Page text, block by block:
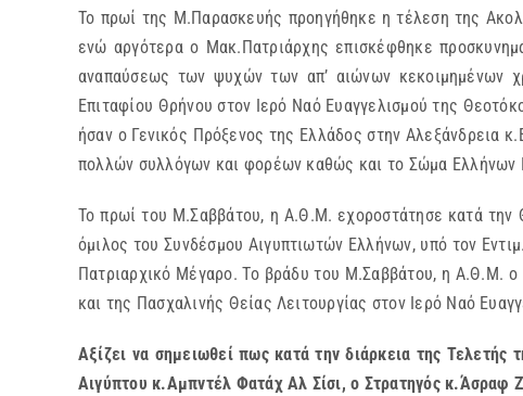
Το πρωί της Μ.Παρασκευής προηγήθηκε η τέλεση της
ενώ αργότερα ο Μακ.Πατριάρχης επισκέφθηκε
αναπαύσεως των ψυχών των απ’ αιώνων κεκοιμημένων
Επιταφίου Θρήνου στον Ιερό Ναό Ευαγγελισμού της
ήσαν ο Γενικός Πρόξενος της Ελλάδος στην Αλεξάνδρεια
πολλών συλλόγων και φορέων καθώς και το Σώμα Ελλήνων
Το πρωί του Μ.Σαββάτου, η Α.Θ.Μ. εχοροστάτησε κατά την
όμιλος του Συνδέσμου Αιγυπτιωτών Ελλήνων, υπό τον
Πατριαρχικό Μέγαρο. Το βράδυ του Μ.Σαββάτου, η Α.Θ.Μ.
και της Πασχαλινής Θείας Λειτουργίας στον Ιερό Ναό
Αξίζει να σημειωθεί πως κατά την διάρκεια της
Αιγύπτου κ.Αμπντέλ Φατάχ Αλ Σίσι, ο Στρατηγός κ.Άσραφ